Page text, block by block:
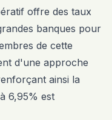
offre des taux
banques pour
de cette
d'une approche
ainsi la
6,95% est